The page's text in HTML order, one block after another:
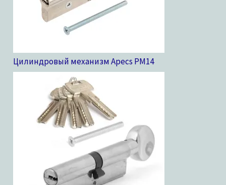
Цилиндровый механизм Apecs PM14